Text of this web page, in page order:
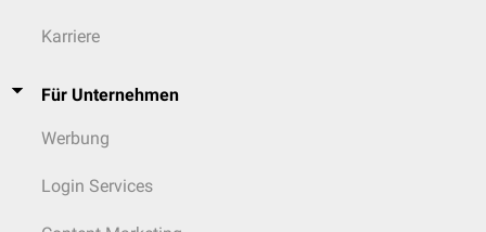
Karriere
Für Unternehmen
Werbung
Login Services